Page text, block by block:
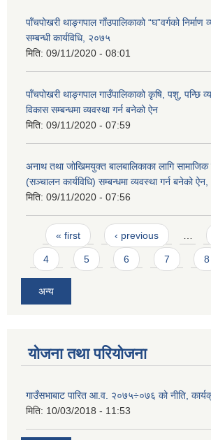
पाँचपोखरी थाङ्गपाल गाँउपालिकाको “घ”वर्गको
सम्बन्धी कार्यविधि, २०७५
मिति: 09/11/2020 - 08:01
पाँचपोखरी थाङ्गपाल गाउँपालिकाको कृषि, पशु, पन्छि
विकास सम्बन्धमा व्यवस्था गर्न बनेको ऐन
मिति: 09/11/2020 - 07:59
अनाथ तथा जोखिमयुक्त बालबालिकाका लागि सामाजिक
(सञ्चालन कार्यविधि) सम्बन्धमा व्यवस्था गर्न बनेको
मिति: 09/11/2020 - 07:56
Pages
« first ‹ previous
4 5 6 7 8
अन्य
योजना तथा परियोजना
गाउँसभाबाट पारित आ.व. २०७५÷०७६ को नीति,
मिति: 10/03/2018 - 11:53